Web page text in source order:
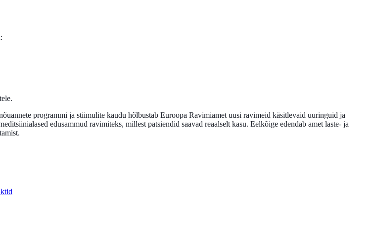
programmi ja stiimulite kaudu hõlbustab Euroopa Ravimiamet uusi ravimeid käsitlevaid uuringuid ja
edusammud ravimiteks, millest patsiendid saavad reaalselt kasu. Eelkõige edendab amet laste- ja